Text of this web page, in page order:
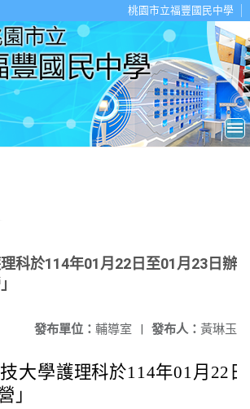
桃園市立福豐國民中學
科於114年01月22日至01月23日辦
發布人： 黃琳玉
發布單位： 輔導室 |
大學護理科於114年01月22
」